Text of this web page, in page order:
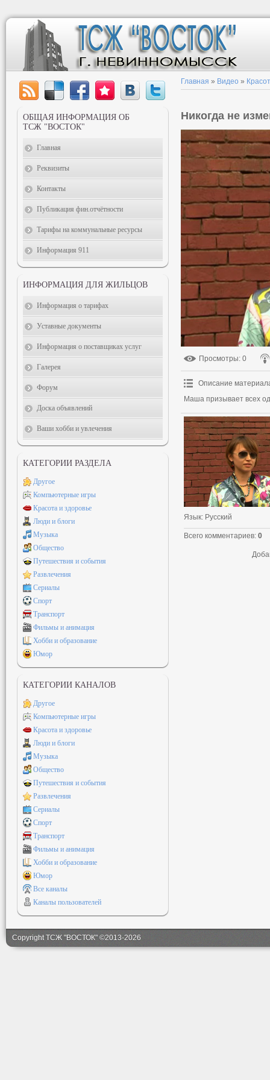
Главная » Видео »
Никогда не
Просмотры: 0
Описание
Маша призывает всех
Язык: Русский
Всего комментариев: 0
ОБЩАЯ ИНФОРМАЦИЯ ОБ
ТСЖ "ВОСТОК"
Главная
Реквизиты
Контакты
Публикация фин.отчётности
Тарифы на коммунальные ресурсы
Информация 911
ИНФОРМАЦИЯ ДЛЯ ЖИЛЬЦОВ
Информация о тарифах
Уставные документы
Информация о поставщиках услуг
Галерея
Форум
Доска объявлений
Ваши хобби и увлечения
КАТЕГОРИИ РАЗДЕЛА
Другое
Компьютерные игры
Красота и здоровье
Люди и блоги
Музыка
Общество
Путешествия и события
Развлечения
Сериалы
Спорт
Транспорт
Фильмы и анимация
Хобби и образование
Юмор
КАТЕГОРИИ КАНАЛОВ
Другое
Компьютерные игры
Красота и здоровье
Люди и блоги
Музыка
Общество
Путешествия и события
Развлечения
Сериалы
Спорт
Транспорт
Фильмы и анимация
Хобби и образование
Юмор
Все каналы
Каналы пользователей
Copyright ТСЖ "ВОСТОК" ©2013-2026